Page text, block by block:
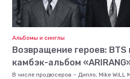
Альбомы и синглы
Возвращение героев:
камбэк-альбом
В числе продюсеров – Дипло, Mike WiLL